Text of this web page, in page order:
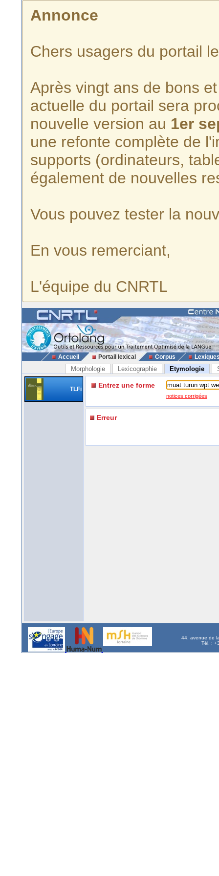
Annonce
Chers usagers du portail
Après vingt ans de bons
actuelle du portail sera
nouvelle version au 1er
une refonte complète de
supports (ordinateurs,
également de nouvelles
Vous pouvez tester la
En vous remerciant,
L'équipe du CNRTL
Accueil Portail lexical Corpus
Morphologie Lexicographie Etymologie
TLFi Entrez une forme
notices corrigées
Erreur
44, avenue de
Tél. :